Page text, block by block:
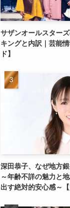
サザンオールスター
キングと内訳｜芸能
ド】
深田恭子、なぜ地方
～年齢不詳の魅力と
出す絶対的安心感～【